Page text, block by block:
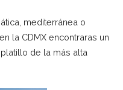
mediterránea o
la CDMX encontraras un
de la más alta